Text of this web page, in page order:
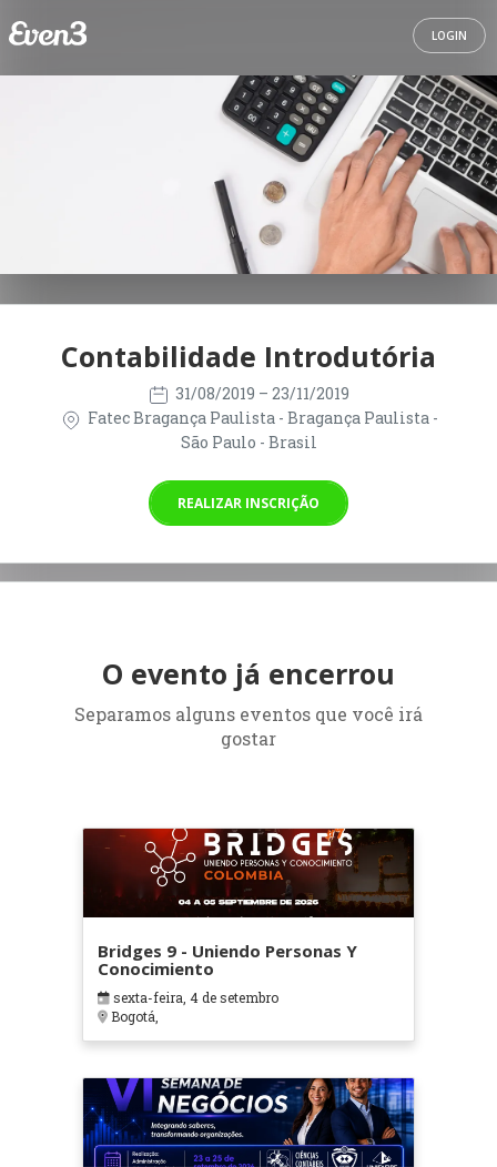
LOGIN
Contabilidade Introdutória
31/08/2019 – 23/11/2019
Fatec Bragança Paulista - Bragança Paulista -
São Paulo - Brasil
REALIZAR INSCRIÇÃO
O evento já encerrou
Separamos alguns eventos que você irá
gostar
Bridges 9 - Uniendo Personas Y
Conocimiento
sexta-feira, 4 de setembro
Bogotá,